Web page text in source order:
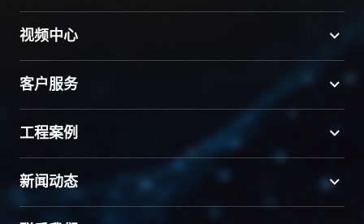
视频中心
客户服务
工程案例
新闻动态